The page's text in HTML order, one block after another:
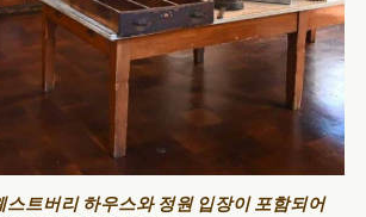
스트버리 하우스와 정원 입장이 포함되어